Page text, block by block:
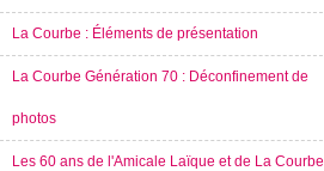
La Courbe : Éléments de présentation
La Courbe Génération 70 : Déconfinement de
photos
Les 60 ans de l'Amicale Laïque et de La Courbe